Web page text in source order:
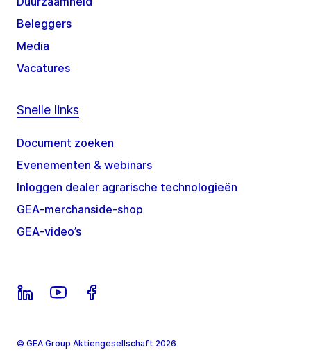
Beleggers
Media
Vacatures
Snelle links
Document zoeken
Evenementen & webinars
Inloggen dealer agrarische technologieën
GEA-merchanside-shop
GEA-video’s
© GEA Group Aktiengesellschaft 2026